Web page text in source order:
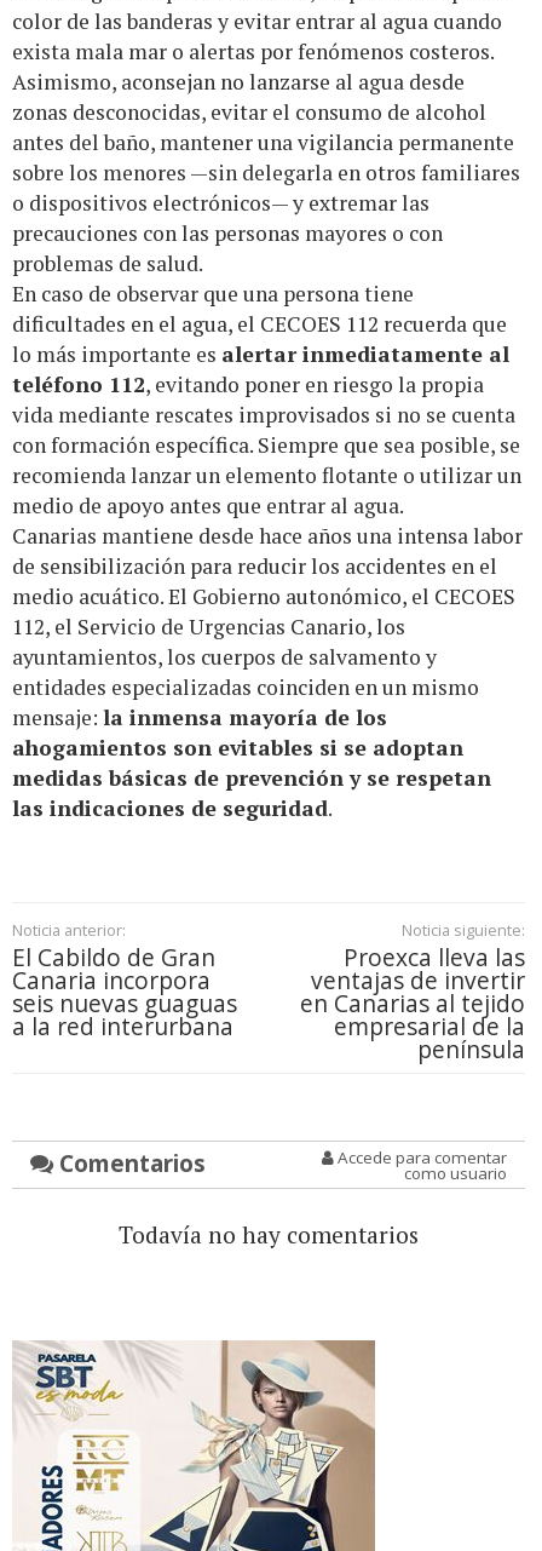
color de las banderas y evitar entrar al agua cuando
exista mala mar o alertas por fenómenos costeros.
Asimismo, aconsejan no lanzarse al agua desde
zonas desconocidas, evitar el consumo de alcohol
antes del baño, mantener una vigilancia permanente
sobre los menores —sin delegarla en otros familiares
o dispositivos electrónicos— y extremar las
precauciones con las personas mayores o con
problemas de salud.
En caso de observar que una persona tiene
dificultades en el agua, el CECOES 112 recuerda que
lo más importante es alertar inmediatamente al
teléfono 112, evitando poner en riesgo la propia
vida mediante rescates improvisados si no se cuenta
con formación específica. Siempre que sea posible, se
recomienda lanzar un elemento flotante o utilizar un
medio de apoyo antes que entrar al agua.
Canarias mantiene desde hace años una intensa labor
de sensibilización para reducir los accidentes en el
medio acuático. El Gobierno autonómico, el CECOES
112, el Servicio de Urgencias Canario, los
ayuntamientos, los cuerpos de salvamento y
entidades especializadas coinciden en un mismo
mensaje: la inmensa mayoría de los
ahogamientos son evitables si se adoptan
medidas básicas de prevención y se respetan
las indicaciones de seguridad.
Noticia anterior:
El Cabildo de Gran
Canaria incorpora
seis nuevas guaguas
a la red interurbana
Noticia siguiente:
Proexca lleva las
ventajas de invertir
en Canarias al tejido
empresarial de la
península
Comentarios Accede para comentar
como usuario
Todavía no hay comentarios